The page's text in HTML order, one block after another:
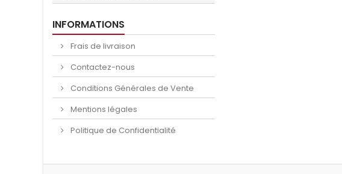
INFORMATIONS
Frais de livraison
Contactez-nous
Conditions Générales de Vente
Mentions légales
Politique de Confidentialité